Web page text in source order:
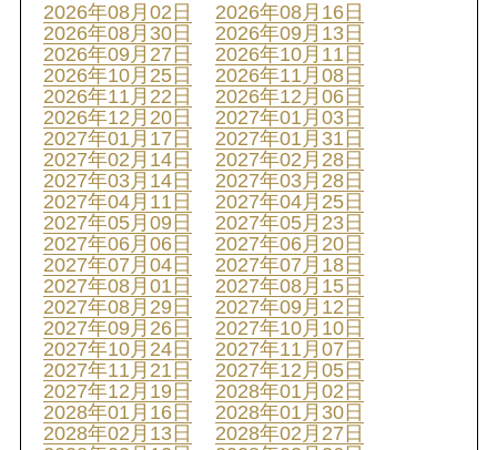
2026年08月02日
2026年08月16日
2026年08月30日
2026年09月13日
2026年09月27日
2026年10月11日
2026年10月25日
2026年11月08日
2026年11月22日
2026年12月06日
2026年12月20日
2027年01月03日
2027年01月17日
2027年01月31日
2027年02月14日
2027年02月28日
2027年03月14日
2027年03月28日
2027年04月11日
2027年04月25日
2027年05月09日
2027年05月23日
2027年06月06日
2027年06月20日
2027年07月04日
2027年07月18日
2027年08月01日
2027年08月15日
2027年08月29日
2027年09月12日
2027年09月26日
2027年10月10日
2027年10月24日
2027年11月07日
2027年11月21日
2027年12月05日
2027年12月19日
2028年01月02日
2028年01月16日
2028年01月30日
2028年02月13日
2028年02月27日